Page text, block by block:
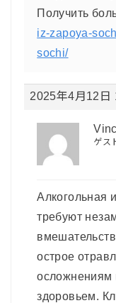
Получить
iz-zapoya-
sochi/
2025年4月12日
ゲス
Алкогольная
требуют
острое
осложнениям
здоровьем.